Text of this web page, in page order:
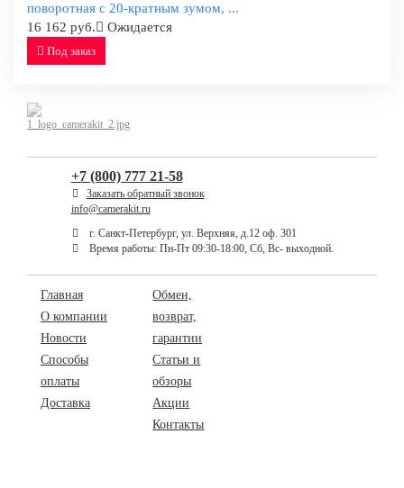
поворотная с 20-кратным зумом, ...
16 162 руб.
Ожидается
Под заказ
+7 (800) 777 21-58
Заказать обратный звонок
info@camerakit.ru
г. Санкт-Петербург, ул. Верхняя, д.12 оф. 301
Время работы: Пн-Пт 09:30-18:00, Сб, Вс- выходной.
Главная
О компании
Новости
Способы
оплаты
Доставка
Обмен,
возврат,
гарантии
Статьи и
обзоры
Акции
Контакты